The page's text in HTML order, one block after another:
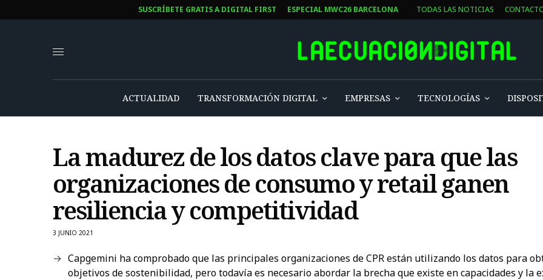
SUSCRÍBETE GRATIS A DIGITAL FIRST ESPECIAL MWC26 BARCELONA TODAS LAS NOTICIAS
ACTUALIDAD TRANSFORMACIÓN DIGITAL EMPRESAS TECNOLOGÍAS
La madurez de los datos clave para que las
organizaciones de consumo y retail ganen
resiliencia y competitividad
3 JUNIO 2021
Capgemini ha comprobado que las principales organizaciones de CPR están utilizando los datos para
objetivos de sostenibilidad, pero todavía es necesario abordar la brecha que existe en capacidades y la